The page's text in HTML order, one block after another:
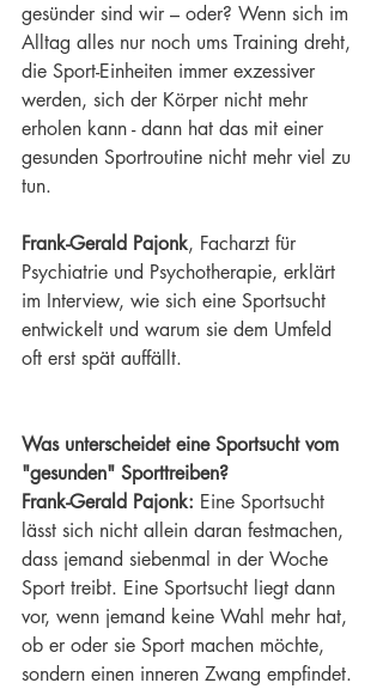
gesünder sind wir – oder? Wenn sich im
Alltag alles nur noch ums Training dreht,
die Sport-Einheiten immer exzessiver
werden, sich der Körper nicht mehr
erholen kann - dann hat das mit einer
gesunden Sportroutine nicht mehr viel zu
tun.
Frank-Gerald Pajonk, Facharzt für
Psychiatrie und Psychotherapie, erklärt
im Interview, wie sich eine Sportsucht
entwickelt und warum sie dem Umfeld
oft erst spät auffällt.
Was unterscheidet eine Sportsucht vom
"gesunden" Sporttreiben?
Frank-Gerald Pajonk: Eine Sportsucht
lässt sich nicht allein daran festmachen,
dass jemand siebenmal in der Woche
Sport treibt. Eine Sportsucht liegt dann
vor, wenn jemand keine Wahl mehr hat,
ob er oder sie Sport machen möchte,
sondern einen inneren Zwang empfindet.